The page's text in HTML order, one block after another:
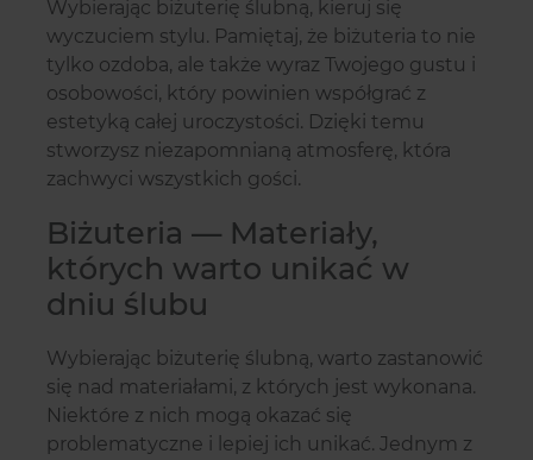
Wybierając biżuterię ślubną, kieruj się
wyczuciem stylu. Pamiętaj, że biżuteria to nie
tylko ozdoba, ale także wyraz Twojego gustu i
osobowości, który powinien współgrać z
estetyką całej uroczystości. Dzięki temu
stworzysz niezapomnianą atmosferę, która
zachwyci wszystkich gości.
Biżuteria — Materiały,
których warto unikać w
dniu ślubu
Wybierając biżuterię ślubną, warto zastanowić
się nad materiałami, z których jest wykonana.
Niektóre z nich mogą okazać się
problematyczne i lepiej ich unikać. Jednym z